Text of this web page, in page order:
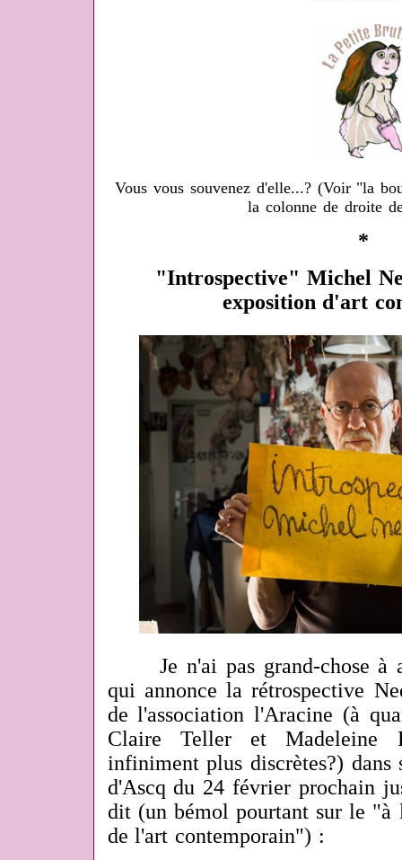
Vous vous souvenez d'elle...? (Voir "la
la colonne de droite
*
"Introspective" Michel
exposition d'art
Je n'ai pas grand-chose
qui annonce la rétrospective
de l'association l'Aracine (à
Claire Teller et Madeleine
infiniment plus discrètes?)
d'Ascq du 24 février prochain
dit (un bémol pourtant sur le "à
de l'art contemporain") :